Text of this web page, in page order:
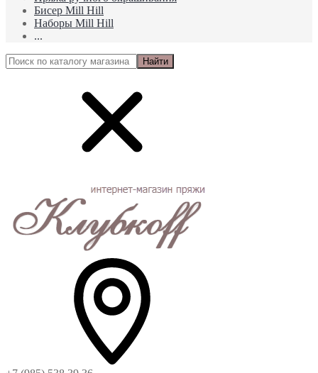
Биcер Mill Hill
Наборы Mill Hill
...